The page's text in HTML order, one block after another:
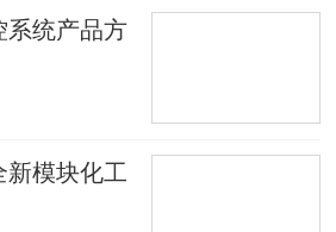
系统产品方
新模块化工